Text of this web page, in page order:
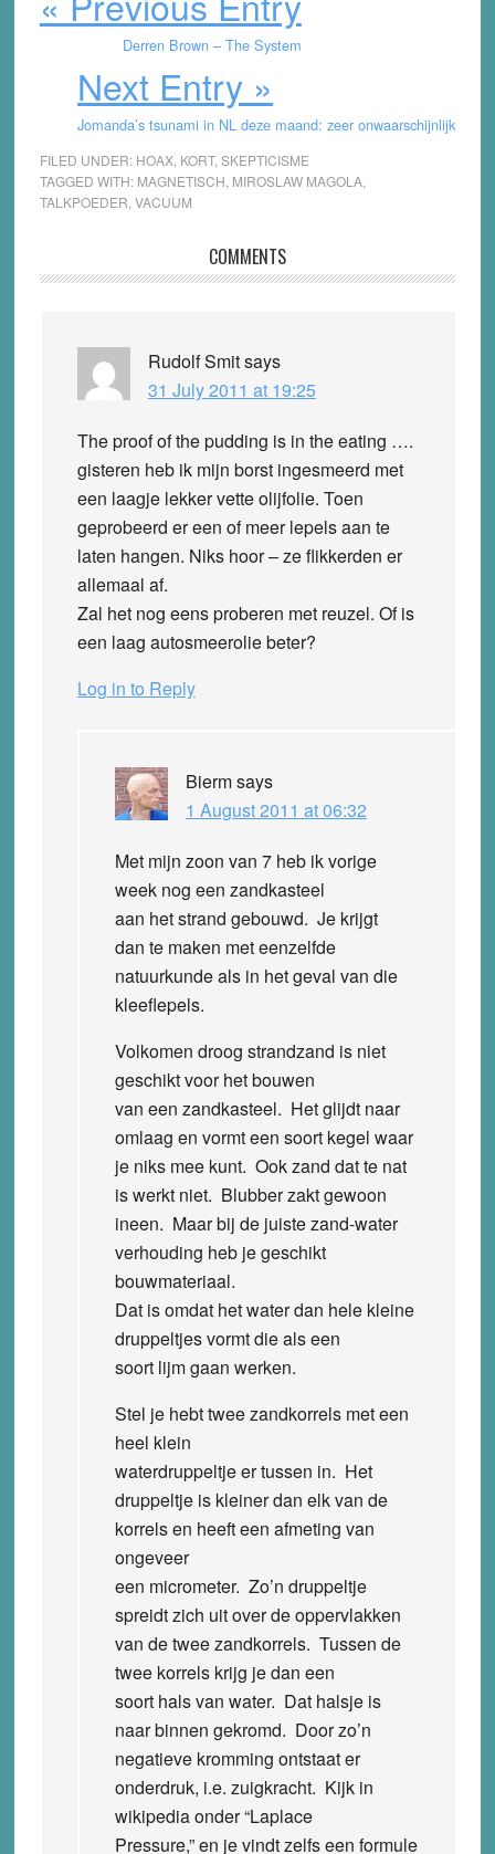
Derren Brown – The System
Next Entry »
Jomanda’s tsunami in NL deze maand: zeer onwaarschijnlijk
FILED UNDER: HOAX, KORT, SKEPTICISME
TAGGED WITH: MAGNETISCH MIROSLAW MAGOLA,
TALKPOEDER VACUUM
Interactions
COMMENTS
Rudolf Smitsays
31 July 2011 at 19:25
The proof of the pudding is in the eating ….
gisteren heb ik mijn borst ingesmeerd met
een laagje lekker vette olijfolie. Toen
geprobeerd er een of meer lepels aan te
laten hangen. Niks hoor – ze flikkerden er
allemaal af.
Zal het nog eens proberen met reuzel. Of is
een laag autosmeerolie beter?
Log in to Reply
Biermsays
1 August 2011 at 06:32
Met mijn zoon van 7 heb ik vorige
week nog een zandkasteel
aan het strand gebouwd. Je krijgt
dan te maken met eenzelfde
natuurkunde als in het geval van die
kleeflepels.
Volkomen droog strandzand is niet
geschikt voor het bouwen
van een zandkasteel. Het glijdt naar
omlaag en vormt een soort kegel waar
je niks mee kunt. Ook zand dat te nat
is werkt niet. Blubber zakt gewoon
ineen. Maar bij de juiste zand-water
verhouding heb je geschikt
bouwmateriaal.
Dat is omdat het water dan hele kleine
druppeltjes vormt die als een
soort lijm gaan werken.
Stel je hebt twee zandkorrels met een
heel klein
waterdruppeltje er tussen in. Het
druppeltje is kleiner dan elk van de
korrels en heeft een afmeting van
ongeveer
een micrometer. Zo’n druppeltje
spreidt zich uit over de oppervlakken
van de twee zandkorrels. Tussen de
twee korrels krijg je dan een
soort hals van water. Dat halsje is
naar binnen gekromd. Door zo’n
negatieve kromming ontstaat er
onderdruk, i.e. zuigkracht. Kijk in
wikipedia onder “Laplace
Pressure,” en je vindt zelfs een formule